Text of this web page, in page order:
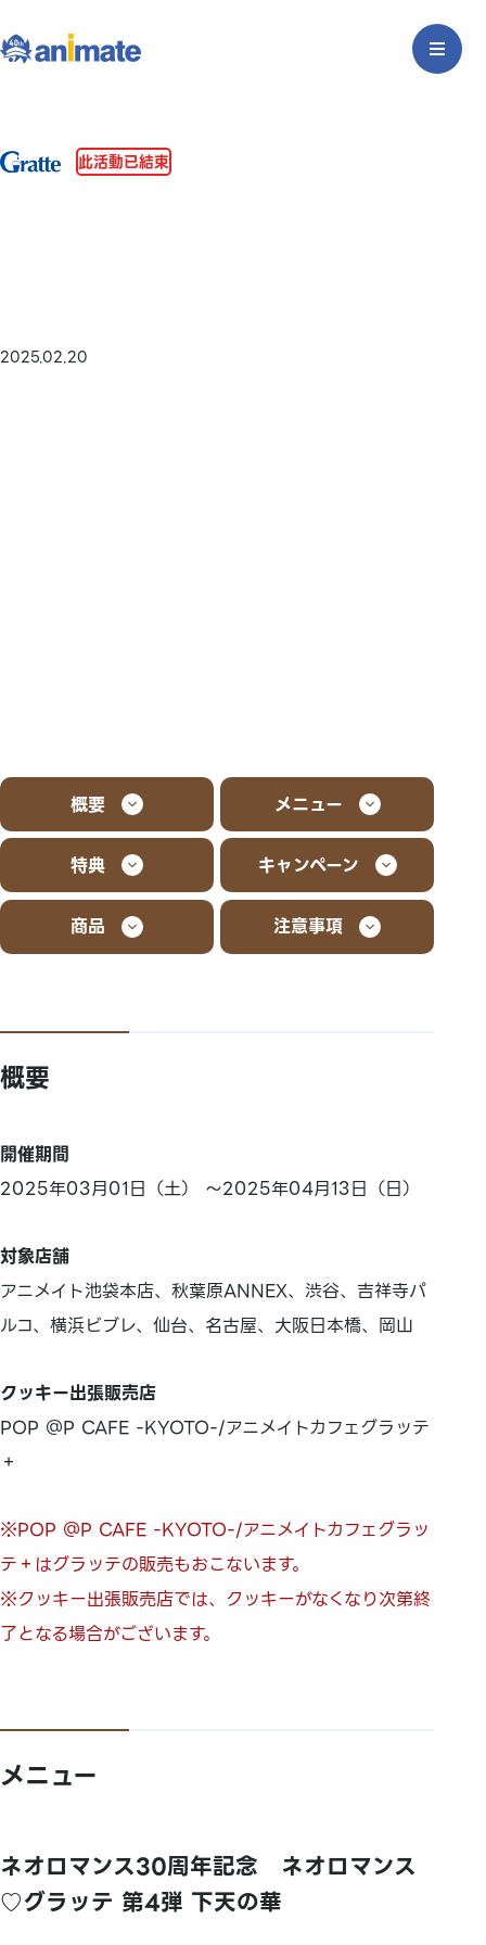
此活動已結束
2025.02.20
概要 メニュー
特典 キャンペーン
商品 注意事項
概要
開催期間
2025年03月01日（土） ～2025年04月13日（日）
対象店舗
アニメイト池袋本店、秋葉原ANNEX、渋谷、吉祥寺パ
ルコ、横浜ビブレ、仙台、名古屋、大阪日本橋、岡山
クッキー出張販売店
POP ＠P CAFE -KYOTO-/アニメイトカフェグラッテ
＋
※POP ＠P CAFE -KYOTO-/アニメイトカフェグラッ
テ＋はグラッテの販売もおこないます。
※クッキー出張販売店では、クッキーがなくなり次第終
了となる場合がございます。
メニュー
ネオロマンス30周年記念 ネオロマンス
♡グラッテ 第4弾 下天の華